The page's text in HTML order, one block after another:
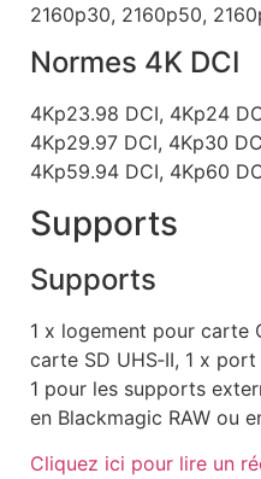
2160p30, 2160p50,
Normes 4K DCI
4Kp23.98 DCI, 4Kp24
4Kp29.97 DCI, 4Kp30
4Kp59.94 DCI, 4Kp60
Supports
Supports
1 x logement pour carte
carte SD UHS‑II, 1 x
1 pour les supports
en Blackmagic RAW ou
Cliquez ici pour lire un